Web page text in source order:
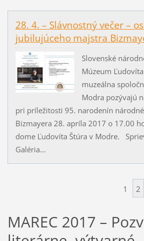
28. 4. – Slávnostný večer –
jubilujúceho majstra
Slovenské
Múzeum
muzeálna
Modra pozývajú
pri príležitosti 95. narodenín
Bizmayera 28. apríla 2017 o 17.00
dome Ľudovíta Štúra v Modre.
Galéria...
1 2
MAREC 2017 –